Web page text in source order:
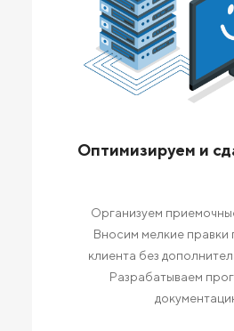
Оптимизируем и
Организуем
Вносим мелкие
клиента без
Разрабатываем